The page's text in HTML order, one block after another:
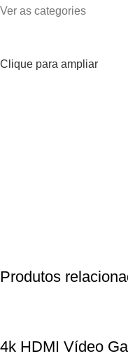
Ver as categories
Clique para ampliar
Produtos
4k HDMI Vídeo